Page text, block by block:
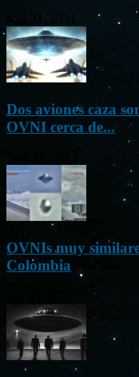
Mar 31, 2024
Dos aviones caza
OVNI cerca de...
OVNIs muy
Colombia